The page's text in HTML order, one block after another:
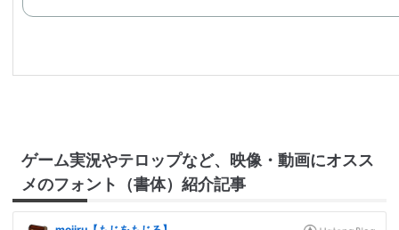
ゲーム実況やテロップなど、映像・動画にオスス
メのフォント（書体）紹介記事